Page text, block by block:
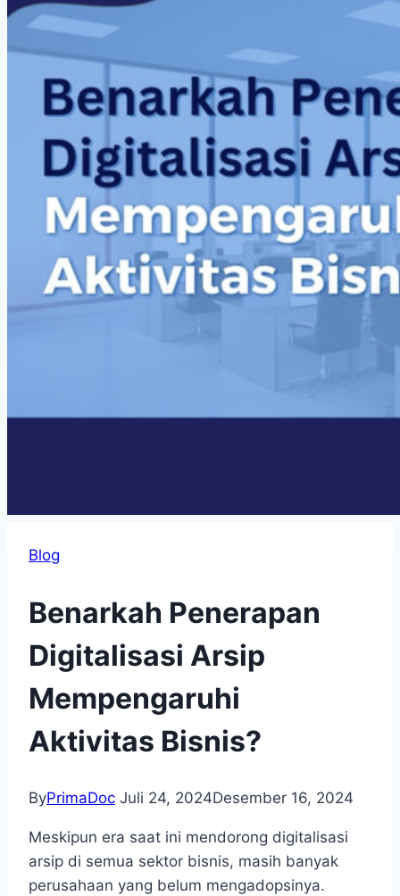
Blog
Benarkah Penerapan
Digitalisasi Arsip
Mempengaruhi
Aktivitas Bisnis?
ByPrimaDoc Juli 24, 2024Desember 16, 2024
Meskipun era saat ini mendorong digitalisasi
arsip di semua sektor bisnis, masih banyak
perusahaan yang belum mengadopsinya.